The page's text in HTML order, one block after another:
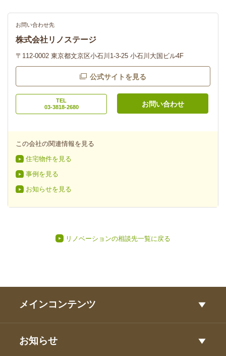
お問い合わせ先
株式会社リノステージ
〒112-0002 東京都文京区小石川1-3-25 小石川大国ビル4F
公式サイトを見る
TEL
03-3818-2680
お問い合わせ
この会社の関連情報を見る
住宅物件を見る
事例を見る
お知らせを見る
リノベーションの相談先一覧に戻る
メインコンテンツ
お知らせ